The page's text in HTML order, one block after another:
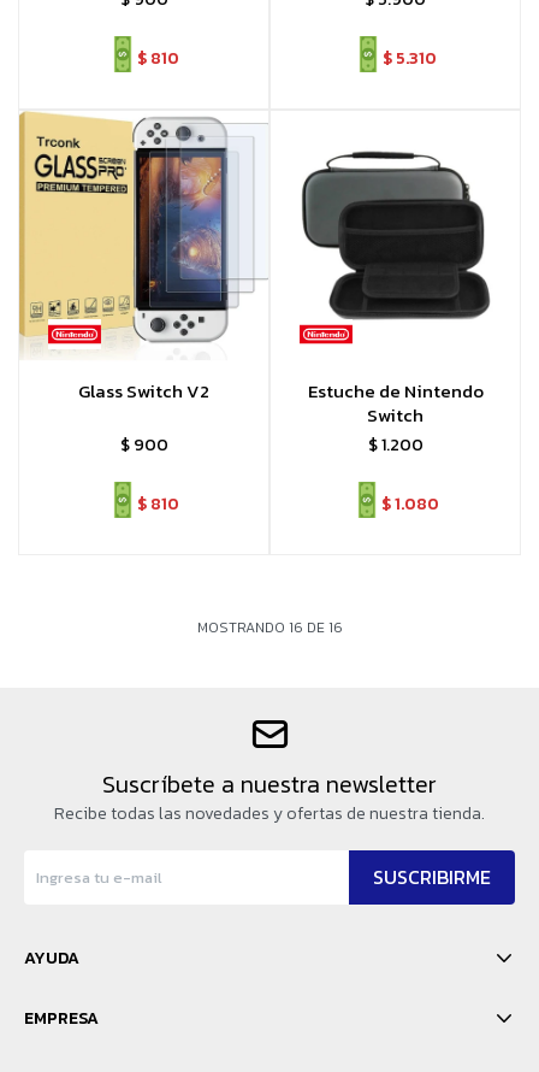
$810 $5.310
Glass Switch V2
$ 900
$810
Estuche de Nintendo
Switch
$1.200
$1.080
MOSTRANDO 16 DE16
Suscríbete a nuestra newsletter
Recibe todas las novedades y ofertas de nuestra tienda.
SUSCRIBIRME
AYUDA
EMPRESA